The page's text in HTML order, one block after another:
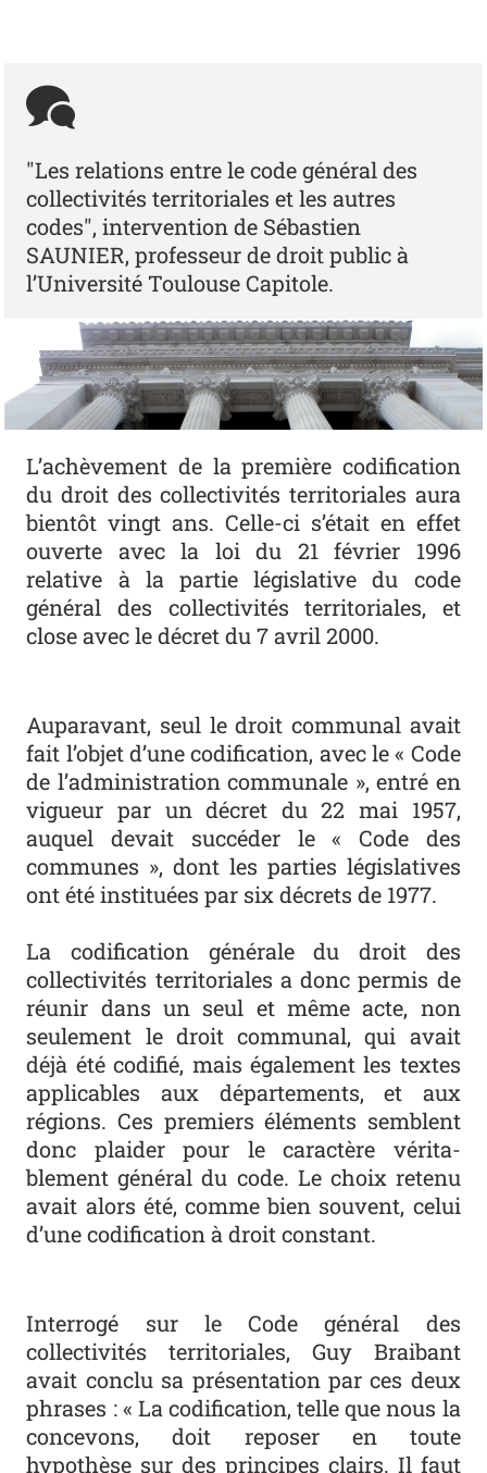
"Les relations entre le code général des
collectivités territoriales et les autres
codes", intervention de Sébastien
SAUNIER, professeur de droit public à
l’Université Toulouse Capitole.
L’achèvement de la première codification
du droit des collectivités territo­riales aura
bientôt vingt ans. Celle-ci s’était en effet
ouverte avec la loi du 21 février 1996
relative à la partie législative du code
général des collectivités territoriales, et
close avec le décret du 7 avril 2000.
Auparavant, seul le droit communal avait
fait l’objet d’une codification, avec le « Code
de l’administration communale », entré en
vigueur par un décret du 22 mai 1957,
auquel devait succéder le « Code des
communes », dont les parties législatives
ont été instituées par six décrets de 1977.
La codification générale du droit des
collectivités territoriales a donc permis de
réunir dans un seul et même acte, non
seulement le droit communal, qui avait
déjà été codifié, mais également les textes
applicables aux départements, et aux
régions. Ces premiers éléments semblent
donc plaider pour le caractère vérita­
blement général du code. Le choix retenu
avait alors été, comme bien souvent, celui
d’une codification à droit constant.
Interrogé sur le Code général des
collectivités territoriales, Guy Braibant
avait conclu sa présentation par ces deux
phrases : « La codification, telle que nous la
concevons, doit reposer en toute
hypothèse sur des principes clairs. Il faut